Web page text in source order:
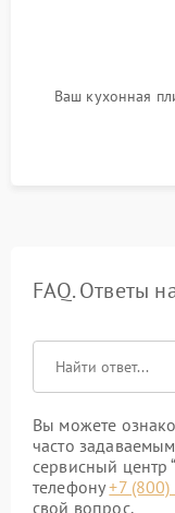
Ваш кухонная
FAQ. Ответы
Вы можете
часто
сервисный центр
телефону+7
свой вопрос.